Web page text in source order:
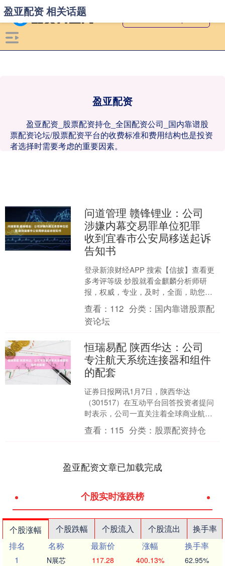
盈亚配资
盈亚配资_股票配资持仓_全国配资公司_国内靠谱股
票配资论坛/股票配资平台的收费标准和费用结构也是投资
者选择时需要考虑的重要因素。
盈亚配资 相关话题
问道管理 赣锋锂业：公司
涉嫌内幕交易罪单位犯罪
收到宜春市公安局移送起诉
告知书
登录新浪财经APP 搜索【信披】查看更
多考评等级 炒股就看金麒麟分析师研
报，权威，专业，及时，全面，助您挖
掘潜力主题机会！ 来源： 同花顺7x24快
讯 赣锋锂业....
查看： 112 分类： 国内靠谱股票配
资论坛
恒瑞易配 陕西华达：公司
专注航天系统连接器和组件
的配套
证券日报网讯1月7日，陕西华达
（301517）在互动平台回答投资者提问
时表示，公司一直关注着全球商业航天
的发展，专注航天系统连接器和组件的
配套。....
查看： 115 分类： 股票配资持仓
盈亚配资文章已加载完成
个股实时涨跌榜
个股涨幅 个股跌幅 个股流入 个股流出
换手率
排名
名称 最新价 涨幅
换手率
1
N展芯 117.28 400.13% 62.95%